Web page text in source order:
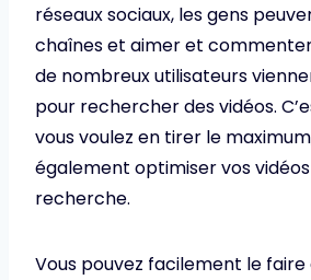
réseaux sociaux, les gens
chaînes et aimer et
de nombreux utilisateurs
pour rechercher des vidéos.
vous voulez en tirer le
également optimiser vos
recherche.
Vous pouvez facilement le